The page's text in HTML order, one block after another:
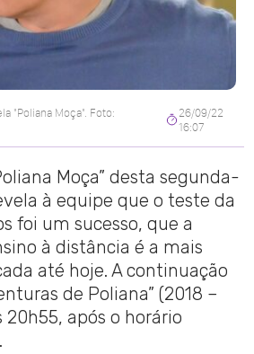
"Poliana Moça". Foto:
26/09/22
16:07
Moça” desta segunda-
à equipe que o teste da
foi um sucesso, que a
à distância é a mais
até hoje. A continuação
de Poliana” (2018 –
20h55, após o horário